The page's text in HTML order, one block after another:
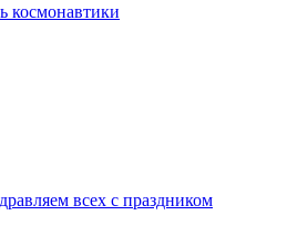
космонавтики
всех с праздником